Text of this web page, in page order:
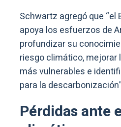
Schwartz agregó que “el
apoya los esfuerzos de
profundizar su
riesgo climático, mejorar
más vulnerables e
para la
Pérdidas ante